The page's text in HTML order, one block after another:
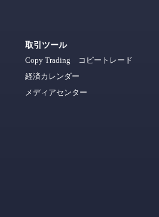
取引ツール
Copy Trading コピートレード
経済カレンダー
メディアセンター